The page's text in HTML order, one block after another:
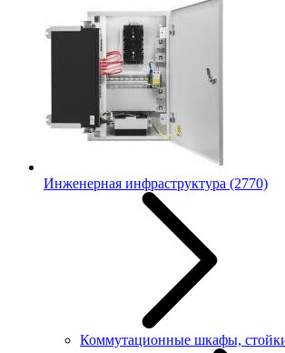
Инженерная инфраструктура (2770)
Коммутационные шкафы,